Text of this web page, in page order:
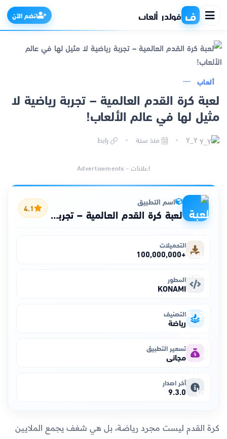
ف فولدر ألعاب انضم الآن
الرئيسية
التطبيقات
الألعاب
ألعاب
لعبة كرة القدم العالمية – تجربة رياضية لا
مثيل لها في عالم الألعاب!
منذ سنة رابط
اعلانات - Advertisements
اسم التطبيق
لعبة كرة القدم العالمية – تجربة رياضية لا مثيل لها في عالم الألعاب! 4.1
التحميلات
+100,000,000
المطور
KONAMI
التصنيف
رياضة
تسعير التطبيق
مجاني
آخر اصدار
9.3.0
كرة القدم ليست مجرد رياضة، بل هي شغف يجمع الملايين